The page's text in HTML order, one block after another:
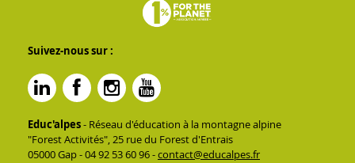
Suivez-nous sur :
Educ'alpes- Réseau d'éducation à la montagne alpine
"Forest Activités", 25 rue du Forest d'Entrais
05000 Gap - 04 92 53 60 96 -contact@educalpes.fr